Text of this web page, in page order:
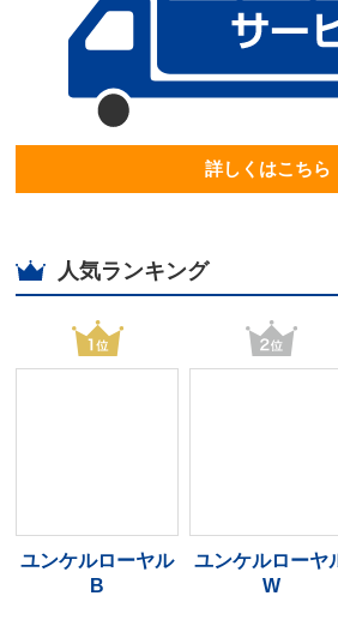
詳しくはこちら
人気ランキング
ユンケルローヤル
B
ユンケルローヤ
W